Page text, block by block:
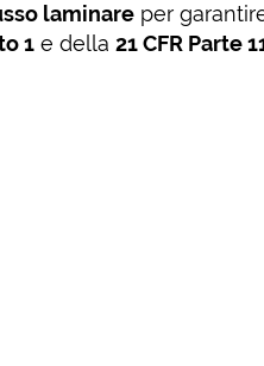
laminare per
1 e della21 CFR Parte